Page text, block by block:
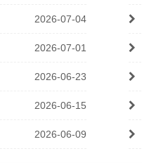
2026-07-04
2026-07-01
2026-06-23
2026-06-15
2026-06-09